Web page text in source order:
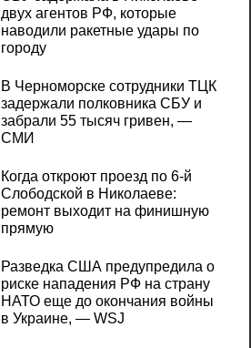
двух агентов РФ, которые
наводили ракетные удары по
городу
В Черноморске сотрудники ТЦК
задержали полковника СБУ и
забрали 55 тысяч гривен, —
СМИ
Когда откроют проезд по 6-й
Слободской в Николаеве:
ремонт выходит на финишную
прямую
Разведка США предупредила о
риске нападения РФ на страну
НАТО еще до окончания войны
в Украине, — WSJ